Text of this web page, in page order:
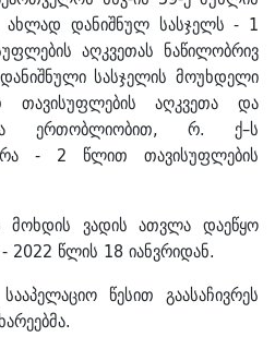
ახლად დანიშნულ სასჯელს - 1
აღკვეთას ნაწილობრივ
სასჯელის მოუხდელი
აღკვეთა და
ერთობლიობით, რ. ქ–ს
- 2 წლით თავისუფლების
მოხდის ვადის ათვლა დაეწყო
2022 წლის 18 იანვრიდან.
წესით გაასაჩივრეს